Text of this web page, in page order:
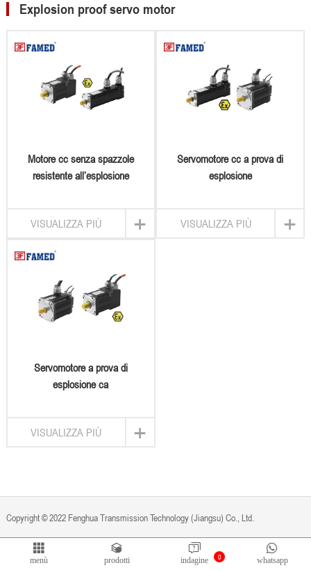
Explosion proof servo motor
Motore cc senza spazzole
resistente all’esplosione
+
VISUALIZZA PIÙ
Servomotore cc a prova di
esplosione
+
VISUALIZZA PIÙ
Servomotore a prova di
esplosione ca
+
VISUALIZZA PIÙ
Copyright © 2022 Fenghua Transmission Technology (Jiangsu) Co., Ltd.
Politica Privacy A motoreBontop
menù prodotti 0
indagine whatsapp